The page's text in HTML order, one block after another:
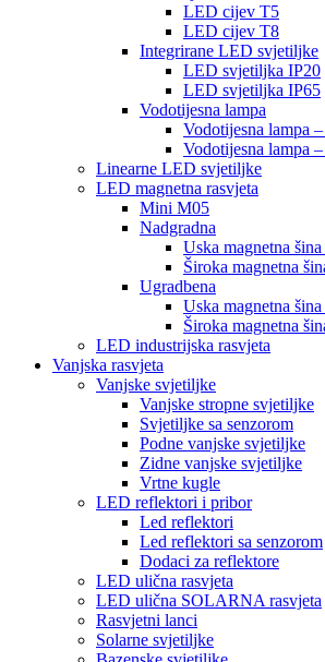
LED cijev T5
LED cijev T8
Integrirane LED svjetiljke
LED svjetiljka IP20
LED svjetiljka IP65
Vodotijesna lampa
Vodotijesna lampa
Vodotijesna lampa
Linearne LED svjetiljke
LED magnetna rasvjeta
Mini M05
Nadgradna
Uska magnetna
Široka magnetna
Ugradbena
Uska magnetna
Široka magnetna
LED industrijska rasvjeta
Vanjska rasvjeta
Vanjske svjetiljke
Vanjske stropne svjetiljke
Svjetiljke sa senzorom
Podne vanjske svjetiljke
Zidne vanjske svjetiljke
Vrtne kugle
LED reflektori i pribor
Led reflektori
Led reflektori sa senzorom
Dodaci za reflektore
LED ulična rasvjeta
LED ulična SOLARNA rasvjeta
Rasvjetni lanci
Solarne svjetiljke